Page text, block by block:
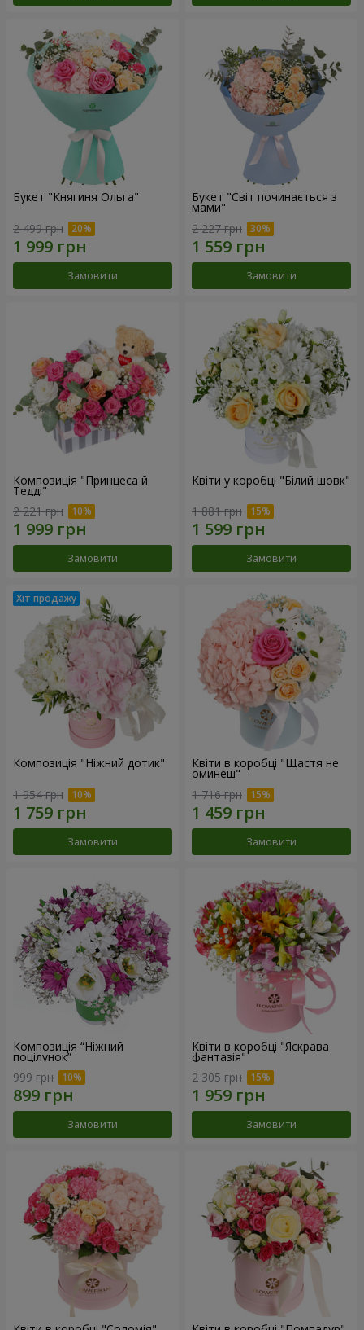
Букет "Княгиня Ольга"
2 499 грн
Замовити
Букет "Світ починається з
мами"
2 227 грн
Замовити
Композиція "Принцеса й
Тедді"
2 221 грн
Замовити
Квіти у коробці "Білий шовк"
1 881 грн
Замовити
Композиція "Ніжний дотик"
1 954 грн
Замовити
Квіти в коробці "Щастя не
оминеш"
1 716 грн
Замовити
Композиція “Ніжний
поцілунок”
999 грн
Замовити
Квіти в коробці "Яскрава
фантазія"
2 305 грн
Замовити